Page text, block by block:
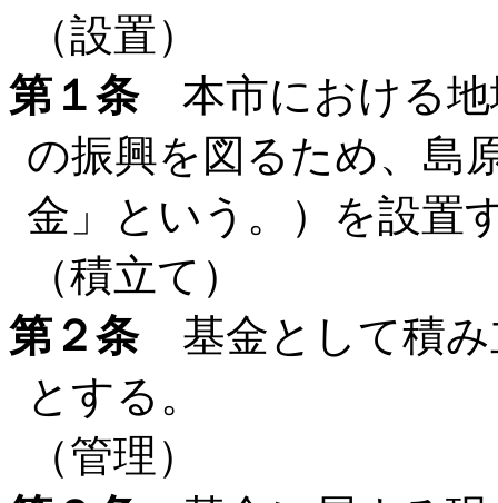
（設置）
第１条本市における地
の振興を図るため、島
金」という。）を設置
（積立て）
第２条基金として積み
とする。
（管理）